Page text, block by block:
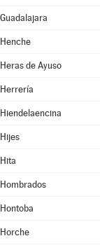
Guadalajara
Henche
Heras de Ayuso
Herrería
Hiendelaencina
Hijes
Hita
Hombrados
Hontoba
Horche